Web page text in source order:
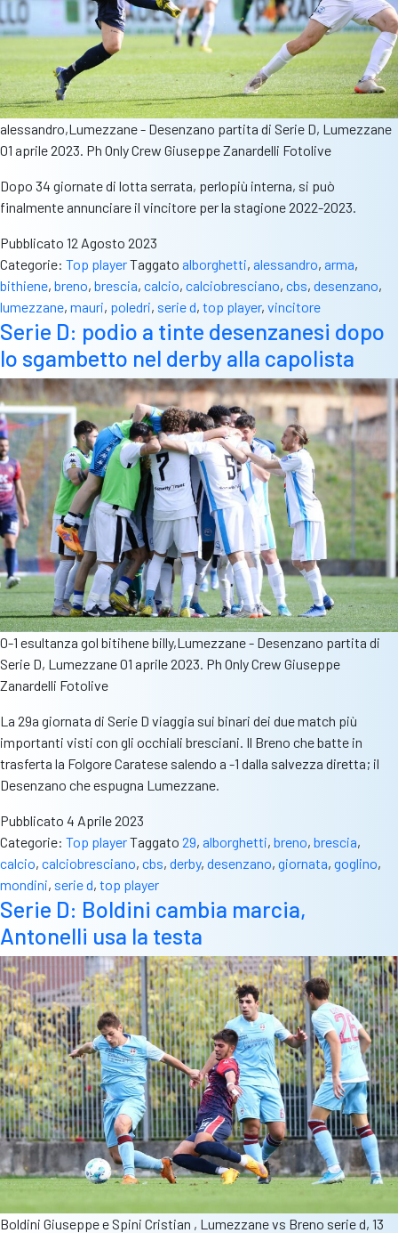
alessandro,Lumezzane - Desenzano partita di Serie D, Lumezzane
01 aprile 2023. Ph Only Crew Giuseppe Zanardelli Fotolive
Dopo 34 giornate di lotta serrata, perlopiù interna, si può
finalmente annunciare il vincitore per la stagione 2022-2023.
Pubblicato 12 Agosto 2023
Categorie: Top playerTaggato alborghetti, alessandro, arma,
bithiene, breno, brescia, calcio, calciobresciano, cbs, desenzano,
lumezzane, mauri, poledri, serie d, top player, vincitore
Serie D: podio a tinte desenzanesi dopo
lo sgambetto nel derby alla capolista
0-1 esultanza gol bitihene billy,Lumezzane - Desenzano partita di
Serie D, Lumezzane 01 aprile 2023. Ph Only Crew Giuseppe
Zanardelli Fotolive
La 29a giornata di Serie D viaggia sui binari dei due match più
importanti visti con gli occhiali bresciani. Il Breno che batte in
trasferta la Folgore Caratese salendo a -1 dalla salvezza diretta; il
Desenzano che espugna Lumezzane.
Pubblicato 4 Aprile 2023
Categorie: Top playerTaggato 29, alborghetti, breno, brescia,
calcio, calciobresciano, cbs, derby, desenzano, giornata, goglino,
mondini, serie d, top player
Serie D: Boldini cambia marcia,
Antonelli usa la testa
Boldini Giuseppe e Spini Cristian , Lumezzane vs Breno serie d, 13